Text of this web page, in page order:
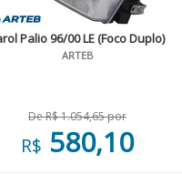
Palio 96/00 LE (Foco Duplo)
ARTEB
De R$ 1.054,65 por
R$ 580,10